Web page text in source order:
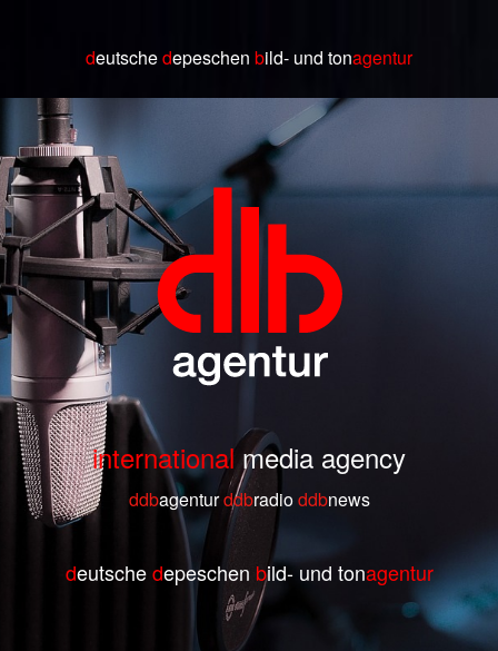
deutschedepeschen bild- und tonagentur
internationalmedia agency
ddbagenturddbradioddbnews
deutschedepeschen bild- und tonagentur